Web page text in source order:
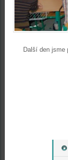
Další den jsme